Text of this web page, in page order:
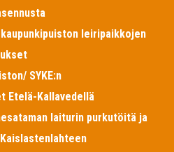
leiripaikkojen
SYKE:n
Etelä-Kallavedellä
laiturin purkutöitä ja